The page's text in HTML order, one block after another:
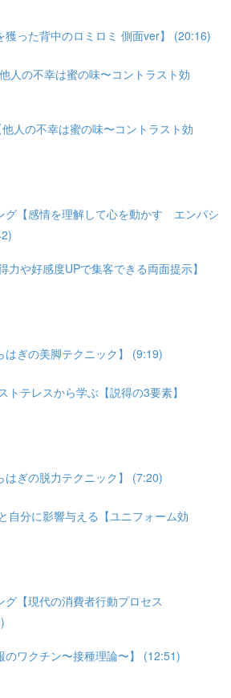
獲った背中のロミロミ 側面ver】 (20:16)
人の不幸は蜜の味〜コントラスト効
人の不幸は蜜の味〜コントラスト効
グ【感情を理解して心を動かす エンパシ
力や好感度UPで集客できる両面提示】
はぎの美脚テクニック】 (9:19)
トテレスから学ぶ【説得の3要素】
はぎの脱力テクニック】 (7:20)
自分に影響与える【ユニフォーム効
グ【現代の消費者行動プロセス
のワクチン〜接種理論〜】 (12:51)